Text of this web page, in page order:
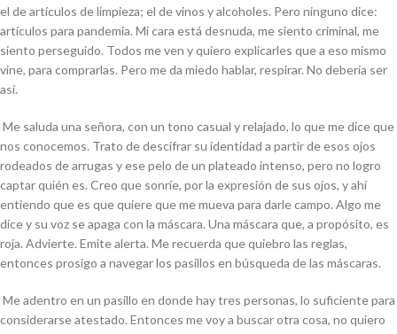
el deartículos de limpieza; el devinos y alcoholes. Pero ninguno dice:
artículos para pandemia. Mi cara está desnuda, me siento criminal, me
siento perseguido. Todos me ven y quiero explicarles que a eso mismo
vine, para comprarlas. Pero me da miedo hablar, respirar. No debería ser
así.
Me saluda una señora, con un tono casual y relajado, lo que me dice que
nos conocemos. Trato de descifrar su identidad a partir de esos ojos
rodeados de arrugas y ese pelo de un plateado intenso, pero no logro
captar quién es. Creo que sonríe, por la expresión de sus ojos, y ahí
entiendo que es que quiere que me mueva para darle campo. Algo me
dice y su voz se apaga con la máscara. Una máscara que, a propósito, es
roja. Advierte. Emite alerta. Me recuerda que quiebro las reglas,
entonces prosigo a navegar los pasillos en búsqueda de las máscaras.
Me adentro en un pasillo en donde hay tres personas, lo suficiente para
considerarse atestado. Entonces me voy a buscar otra cosa, no quiero